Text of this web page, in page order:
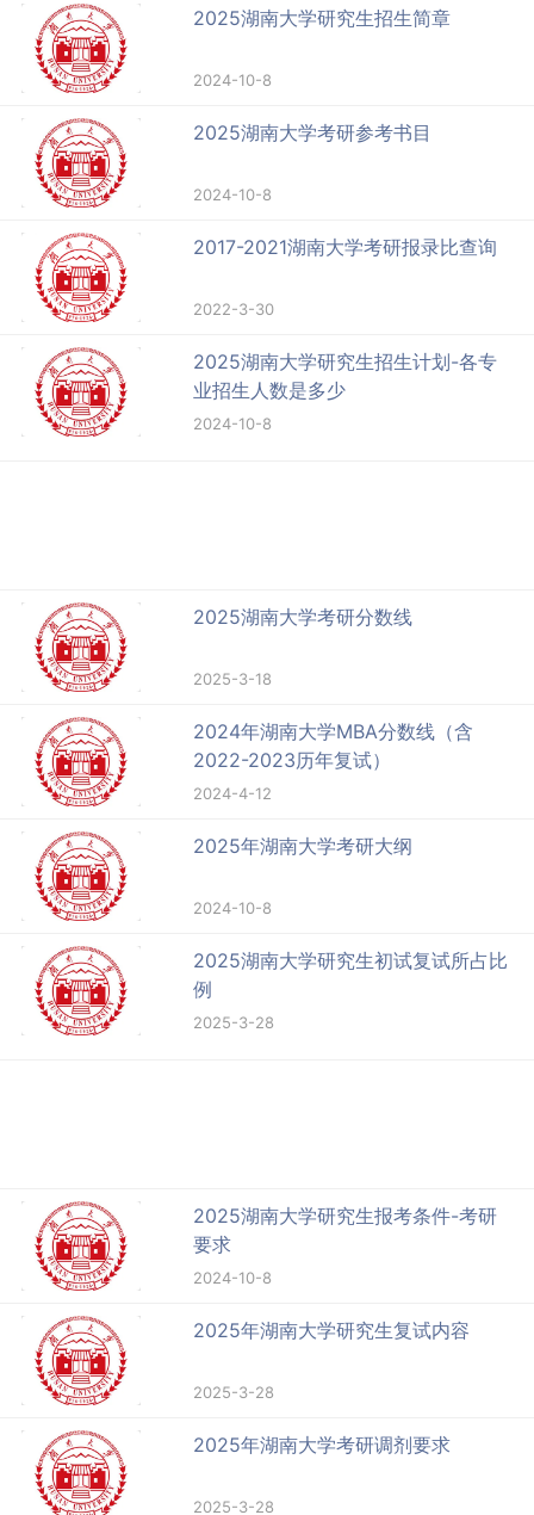
2025湖南大学研究生招生简章
2024-10-8
2025湖南大学考研参考书目
2024-10-8
2017-2021湖南大学考研报录比查询
2022-3-30
2025湖南大学研究生招生计划-各专
业招生人数是多少
2024-10-8
2025湖南大学考研分数线
2025-3-18
2024年湖南大学MBA分数线（含
2022-2023历年复试）
2024-4-12
2025年湖南大学考研大纲
2024-10-8
2025湖南大学研究生初试复试所占比
例
2025-3-28
2025湖南大学研究生报考条件-考研
要求
2024-10-8
2025年湖南大学研究生复试内容
2025-3-28
2025年湖南大学考研调剂要求
2025-3-28